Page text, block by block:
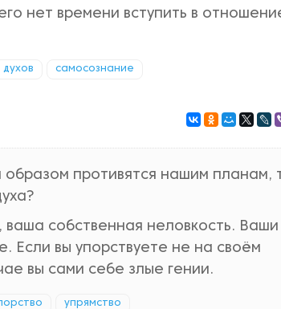
нет времени вступить в
духов самосознание
образом противятся нашим планам,
ваша собственная неловкость. Ваши
Если вы упорствуете не на своём
вы сами себе злые гении.
упрямство